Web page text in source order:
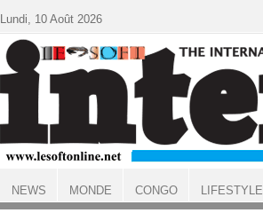
ACCUEIL
Lundi, 10 Août 2026
NEWS MONDE CONGO LIFESTYLE